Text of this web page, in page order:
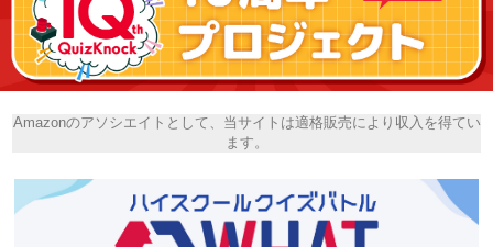
Amazonのアソシエイトとして、当サイトは適格販売により収入を得てい
ます。